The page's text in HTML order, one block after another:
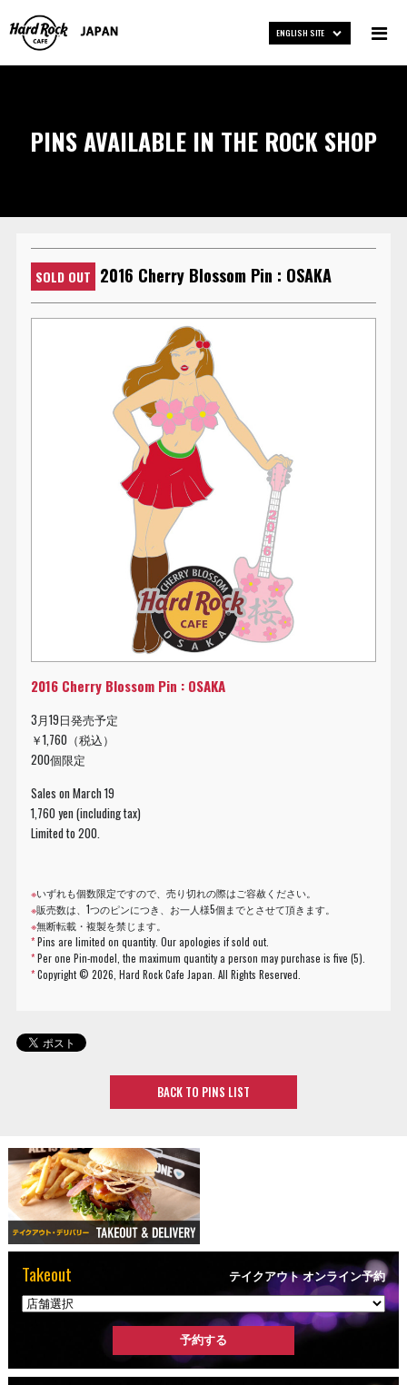
ENGLISH SITE
PINS AVAILABLE IN THE ROCK SHOP
SOLD OUT 2016 Cherry Blossom Pin : OSAKA
2016 Cherry Blossom Pin : OSAKA
3月19日発売予定
￥1,760（税込）
200個限定
Sales on March 19
1,760 yen (including tax)
Limited to 200.
※いずれも個数限定ですので、売り切れの際はご容赦ください。
※販売数は、1つのピンにつき、お一人様5個までとさせて頂きます。
※無断転載・複製を禁じます。
*Pins are limited on quantity. Our apologies if sold out.
*Per one Pin-model, the maximum quantity a person may purchase is five (5).
*Copyright ©2026, Hard Rock Cafe Japan. All Rights Reserved.
BACK TO PINS LIST
Takeout テイクアウト オンライン予約